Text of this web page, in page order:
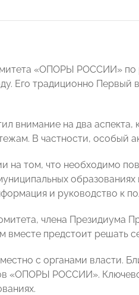
«ОПОРЫ РОССИИ» по
Его традиционно
внимание на два аспекта,
В частности, особый
на том, что необходимо
образованиях
и руководство к
члена
вместе предстоит решать
с органами власти.
«ОПОРЫ РОССИИ».